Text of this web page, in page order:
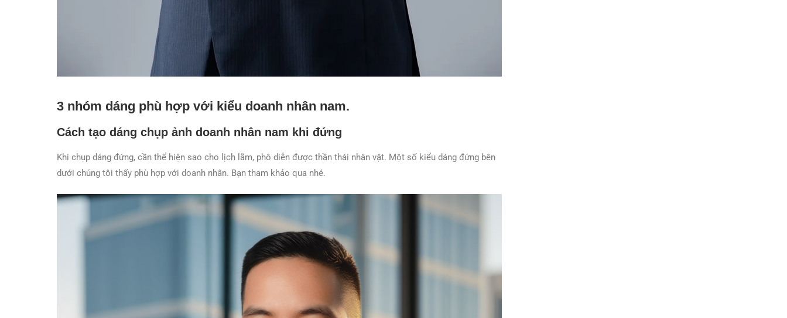
3 nhóm dáng phù hợp với kiểu doanh nhân nam.
Cách tạo dáng chụp ảnh doanh nhân nam khi đứng
Khi chụp dáng đứng, cần thể hiện sao cho lịch lãm, phô diễn được thần thái nhân vật. Một số kiểu dáng đứng bên
dưới chúng tôi thấy phù hợp với doanh nhân. Bạn tham khảo qua nhé.